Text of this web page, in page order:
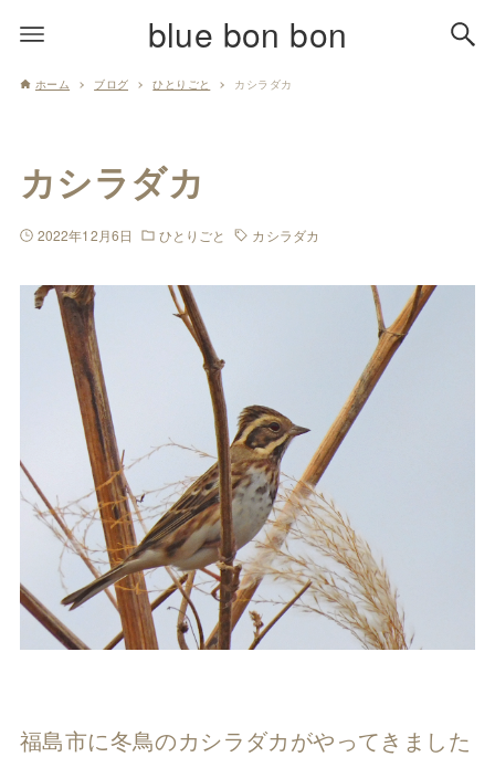
blue bon bon
ホーム ブログ ひとりごと カシラダカ
カシラダカ
2022年12月6日 ひとりごと カシラダカ
福島市に冬鳥のカシラダカがやってきました